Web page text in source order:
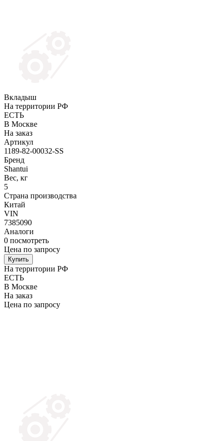
Вкладыш
На территории РФ
ЕСТЬ
В Москве
На заказ
Артикул
1189-82-00032-SS
Бренд
Shantui
Вес, кг
5
Страна производства
Китай
VIN
7385090
Аналоги
0 посмотреть
Цена по запросу
Купить
На территории РФ
ЕСТЬ
В Москве
На заказ
Цена по запросу